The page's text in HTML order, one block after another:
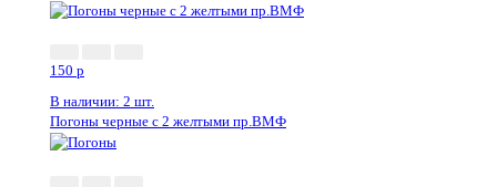
150 p
В наличии: 2 шт.
Погоны черные с 2 желтыми пр.ВМФ